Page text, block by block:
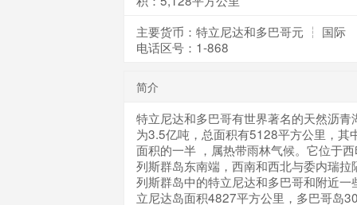
主要货币：特立尼达和多巴哥元 ┆ 国际
电话区号：1-868
简介
特立尼达和多巴哥有世界著名的天然沥青
为3.5亿吨，总面积有5128平方公里，其
面积的一半 ，属热带雨林气候。它位于
列斯群岛东南端，西南和西北与委内瑞拉
列斯群岛中的特立尼达和多巴哥和附近一
立尼达岛面积4827平方公里，多巴哥岛